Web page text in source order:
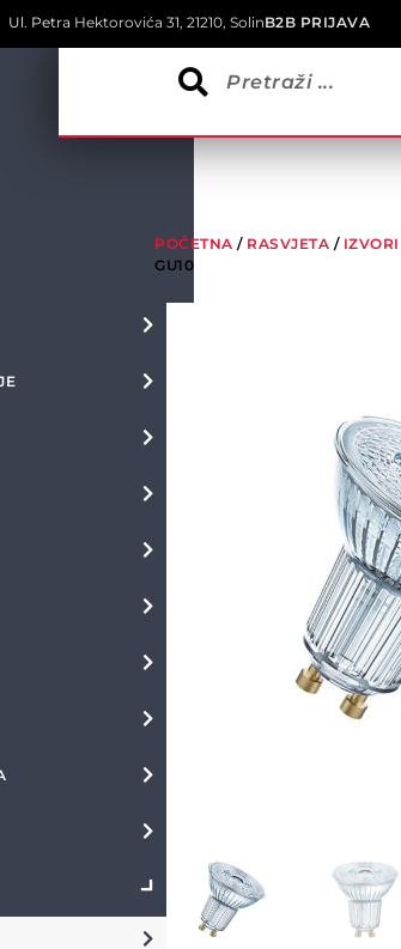
Ul. Petra Hektorovića 31, 21210, SolinB2B PRIJAVA
POČETNA / RASVJETA /
GU10